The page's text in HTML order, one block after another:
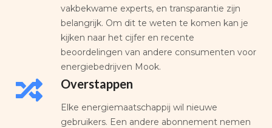
vakbekwame experts, en transparantie zijn
belangrijk. Om dit te weten te komen kan je
kijken naar het cijfer en recente
beoordelingen van andere consumenten voor
energiebedrijven Mook.
Overstappen
Elke energiemaatschappij wil nieuwe
gebruikers. Een andere abonnement nemen